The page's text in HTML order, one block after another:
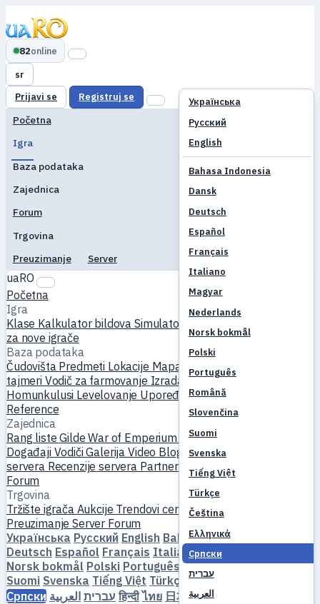
82online
sr
Українська
Русский
English
Bahasa Indonesia
Dansk
Deutsch
Español
Français
Italiano
Magyar
Nederlands
Norsk bokmål
Polski
Português
Română
Slovenčina
Suomi
Svenska
Tiếng Việt
Türkçe
Čeština
Ελληνικά
Српски
עברית
العربية
Prijavi se Registruj se
Početna
Igra
Baza podataka
Zajednica
Forum
Trgovina
Preuzimanje
Server
uaRO
Početna
Igra
Klase Kalkulator bildovaSimulator veština
za nove igrače
Baza podataka
Čudovišta Predmeti Lokacije Mapa sveta Baza veština
tajmeri Vodič za farmovanje Izrada i kovanjeLjubimci
Homunkulusi Levelovanje UpoređivanjeMehanika
Reference
Zajednica
Rang listeGildeWar of Emperium Profili igrača
Događaji VodičiGalerijaVideo BlogoviKlubovi
servera Recenzije servera Partneri
Forum
Trgovina
Tržište igrača Aukcije Trendovi cenaEkonomija
PreuzimanjeServer Forum
Українська Русский English Bahasa Indonesia
Deutsch Español Français Italiano Magyar
Norsk bokmål Polski Português Română Slovenčina
Suomi Svenska Tiếng Việt Türkçe Čeština
Српски
עברית العربية हिन्दी ไทย 日本語 简体中文